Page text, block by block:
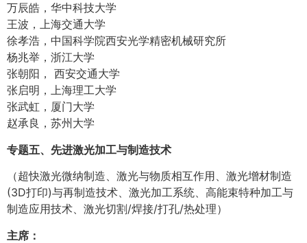
万辰皓，华中科技大学
王波，上海交通大学
徐孝浩，中国科学院西安光学精密机械研究所
杨兆举，浙江大学
张朝阳， 西安交通大学
张启明，上海理工大学
张武虹，厦门大学
赵承良，苏州大学
专题五、先进激光加工与制造技术
（超快激光微纳制造、激光与物质相互作用、激光增材制造
(3D打印)与再制造技术、激光加工系统、高能束特种加工与
制造应用技术、激光切割/焊接/打孔/热处理）
主席：